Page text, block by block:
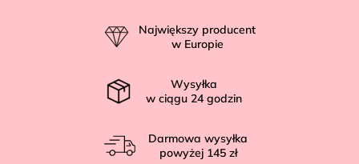
Największy producent
w Europie
Wysyłka
w ciągu 24 godzin
Darmowa wysyłka
powyżej 145 zł